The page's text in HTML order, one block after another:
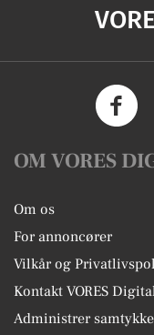
OM VORES
Om os
For annoncører
Vilkår og
Kontakt VORES
Administrer samtykke